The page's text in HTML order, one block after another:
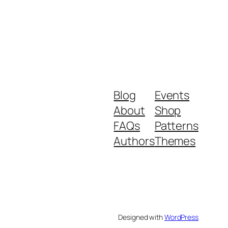
Blog
About
FAQs
Authors
Events
Shop
Patterns
Themes
Designed withWordPress